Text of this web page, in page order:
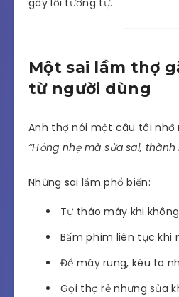
Một sai lầm thợ
từ người dùng
Anh thợ nói một câu tôi nhớ
“Hỏng nhẹ mà sửa sai, thành
Những sai lầm phổ biến:
Tự tháo máy khi
Bấm phím liên tục khi
Để máy rung, kêu to
Gọi thợ rẻ nhưng sửa